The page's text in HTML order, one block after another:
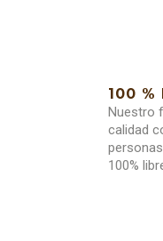
100 %
Nuestro
calidad
100%